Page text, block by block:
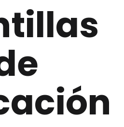
Boardmix AI
AI Mind Map
AI Flowchart
AI PPT